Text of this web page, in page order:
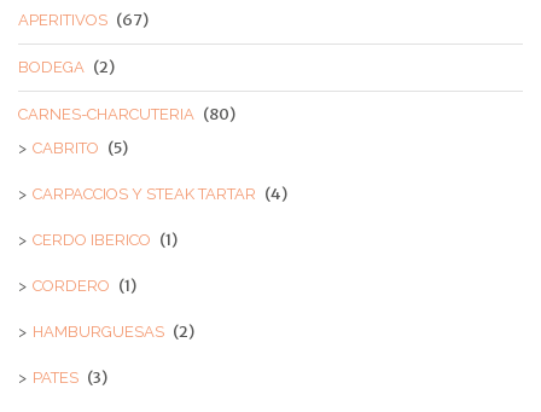
APERITIVOS (67)
BODEGA (2)
CARNES-CHARCUTERIA (80)
CABRITO (5)
CARPACCIOS Y STEAK TARTAR (4)
CERDO IBERICO (1)
CORDERO (1)
HAMBURGUESAS (2)
PATES (3)